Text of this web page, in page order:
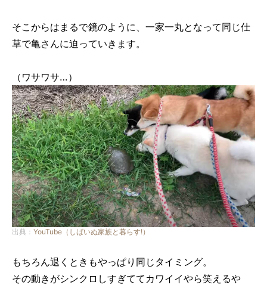
そこからはまるで鏡のように、一家一丸となって同じ仕
草で亀さんに迫っていきます。
（ワサワサ…）
出典： YouTube（しばいぬ家族と暮らす!）
もちろん退くときもやっぱり同じタイミング。
その動きがシンクロしすぎててカワイイやら笑えるや